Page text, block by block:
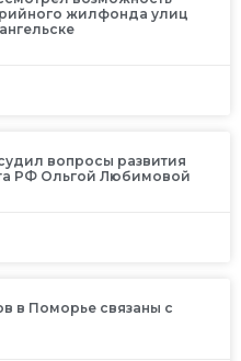
жилфонда улиц
вопросы развития
РФ Ольгой Любимовой
в Поморье связаны с